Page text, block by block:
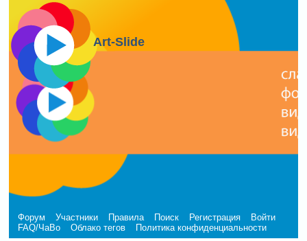
Art-Slide
Форум Участники Правила Поиск Регистрация
Войти
FAQ/ЧаВо
Облако тегов Политика конфиденциальности